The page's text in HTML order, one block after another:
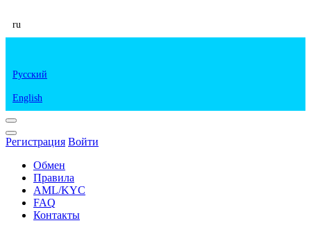
ru
Русский
English
Регистрация Войти
Обмен
Правила
AML/KYC
FAQ
Контакты